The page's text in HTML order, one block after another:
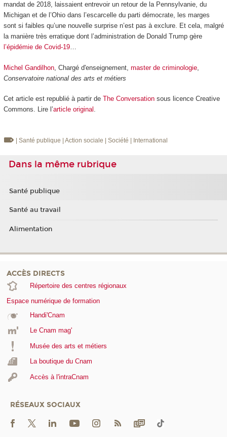
mandat de 2018, laissaient entrevoir un retour de la Pennsylvanie, du
Michigan et de l’Ohio dans l’escarcelle du parti démocrate, les marges
sont si faibles qu’une nouvelle surprise n’est pas à exclure. Et cela, malgré
la manière très erratique dont l’administration de Donald Trump gère
l’épidémie de Covid-19…
Michel Gandilhon, Chargé d'enseignement, master de criminologie,
Conservatoire national des arts et métiers
Cet article est republié à partir de The Conversationsous licence Creative
Commons. Lire l’article original .
| Santé publique | Action sociale | Société | International
Dans la même rubrique
Santé publique
Santé au travail
Alimentation
ACCÈS DIRECTS
Répertoire des centres régionaux
Espace numérique de formation
Handi'Cnam
Le Cnam mag'
Musée des arts et métiers
La boutique du Cnam
Accès à l'intraCnam
RÉSEAUX SOCIAUX